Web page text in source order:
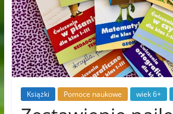
Książki Pomoce naukowe wiek 6+